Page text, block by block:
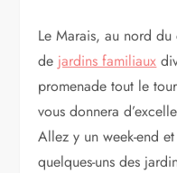
Le Marais, au nord
de jardins familiaux
promenade tout le
vous donnera
Allez y un week-end
quelques-uns des